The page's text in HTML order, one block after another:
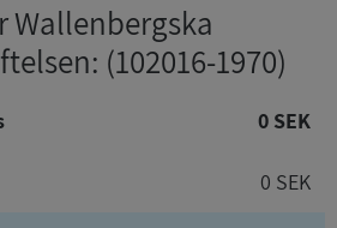
Wallenbergska
: (102016-1970)
0 SEK
0 SEK